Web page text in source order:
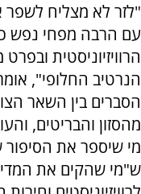
"לזר לא מצליח לשפר
עם הרבה מפחי נפש
הרוויזיוניסטית
הנרטיב החלופי",
הסברים בין השאר
מהסזון והבריטים,
מי שיספר את הסיפור
ש"מי שהקים את